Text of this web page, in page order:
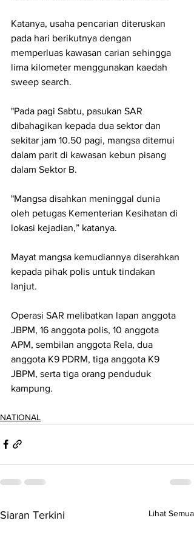
Katanya, usaha pencarian diteruskan
pada hari berikutnya dengan
memperluas kawasan carian sehingga
lima kilometer menggunakan kaedah
sweep search.
"Pada pagi Sabtu, pasukan SAR
dibahagikan kepada dua sektor dan
sekitar jam 10.50 pagi, mangsa ditemui
dalam parit di kawasan kebun pisang
dalam Sektor B.
"Mangsa disahkan meninggal dunia
oleh petugas Kementerian Kesihatan di
lokasi kejadian,” katanya.
Mayat mangsa kemudiannya diserahkan
kepada pihak polis untuk tindakan
lanjut.
Operasi SAR melibatkan lapan anggota
JBPM, 16 anggota polis, 10 anggota
APM, sembilan anggota Rela, dua
anggota K9 PDRM, tiga anggota K9
JBPM, serta tiga orang penduduk
kampung.
NATIONAL
Siaran Terkini Lihat Semua